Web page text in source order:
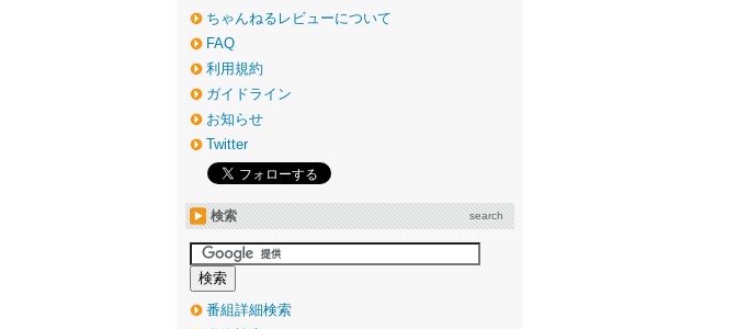
ちゃんねるレビューについて
FAQ
利用規約
ガイドライン
お知らせ
Twitter
検索 search
番組詳細検索